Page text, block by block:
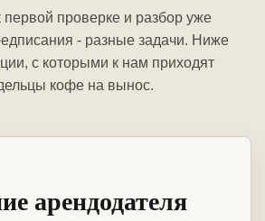
первой проверке и разбор уже
- разные задачи. Ниже
с которыми к нам приходят
кофе на вынос.
арендодателя